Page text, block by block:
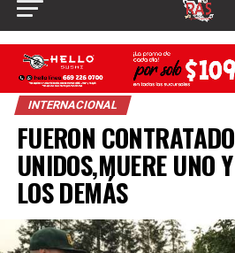
INTERNACIONAL
FUERON
UNIDOS,MUERE UNO
LOS DEMÁS